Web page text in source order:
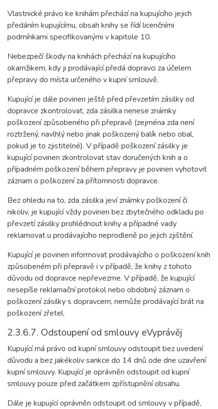
Vlastnické právo ke knihám přechází na kupujícího jejich
předáním kupujícímu, obsah knihy se řídí licenčními
podmínkami specifikovanými v kapitole 10.
Nebezpečí škody na knihách přechází na kupujícího
okamžikem, kdy ji prodávající předá dopravci za účelem
přepravy do místa určeného v kupní smlouvě.
Kupující je dále povinen ještě před převzetím zásilky od
dopravce zkontrolovat, zda zásilka nenese známky
poškození způsobeného při přepravě (zejména zda není
roztržený, navlhlý nebo jinak poškozený balík nebo obal,
pokud je to zjistitelné). V případě poškození zásilky je
kupující povinen zkontrolovat stav doručených knih a o
případném poškození během přepravy je povinen vyhotovit
záznam o poškození za přítomnosti dopravce.
Bez ohledu na to, zda zásilka jeví známky poškození či
nikoliv, je kupující vždy povinen bez zbytečného odkladu po
převzetí zásilky prohlédnout knihy a případné vady
reklamovat u prodávajícího neprodleně po jejich zjištění.
Kupující je povinen informovat prodávajícího o poškození knih
způsobeném při přepravě i v případě, že knihy z tohoto
důvodu od dopravce nepřevezme. V případě, že kupující
nesepíše reklamační protokol nebo obdobný záznam o
poškození zásilky s dopravcem, nemůže prodávající brát na
poškození zřetel.
2.3.6.7. Odstoupení od smlouvy eVyprávěj
Kupující má právo od kupní smlouvy odstoupit bez uvedení
důvodu a bez jakékoliv sankce do 14 dnů ode dne uzavření
kupní smlouvy. Kupující je oprávněn odstoupit od kupní
smlouvy pouze před začátkem zpřístupnění obsahu.
Dále je kupující oprávněn odstoupit od smlouvy v případě,